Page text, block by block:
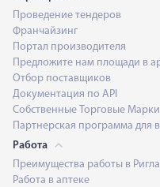
Проведение тендеров
Франчайзинг
Портал производителя
Предложите нам площади в
Отбор поставщиков
Документация по API
Собственные Торговые Марки
Партнерская программа для
Работа
Преимущества работы в Ригла
Работа в аптеке